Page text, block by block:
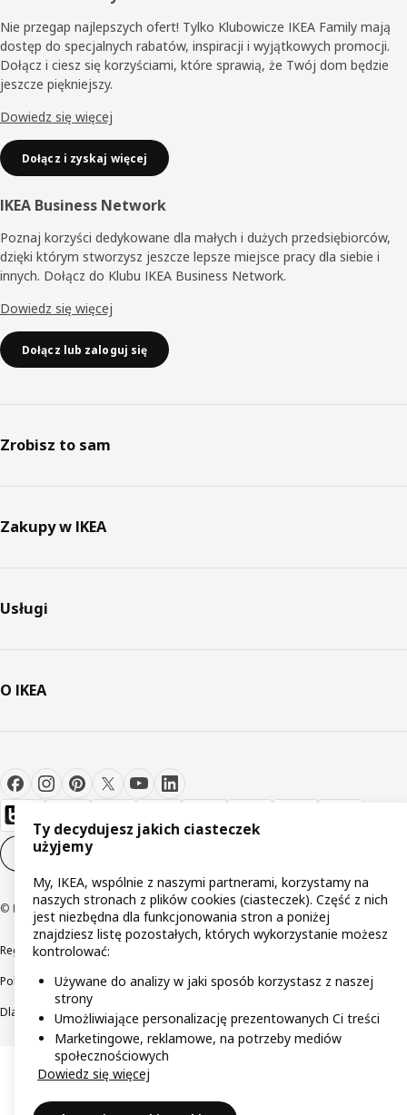
Nie przegap najlepszych ofert! Tylko Klubowicze IKEA Family mają
dostęp do specjalnych rabatów, inspiracji i wyjątkowych promocji.
Dołącz i ciesz się korzyściami, które sprawią, że Twój dom będzie
jeszcze piękniejszy.
Dowiedz się więcej
Dołącz i zyskaj więcej
IKEA Business Network
Poznaj korzyści dedykowane dla małych i dużych przedsiębiorców,
dzięki którym stworzysz jeszcze lepsze miejsce pracy dla siebie i
innych. Dołącz do Klubu IKEA Business Network.
Dowiedz się więcej
Dołącz lub zaloguj się
Zrobisz to sam
Zakupy w IKEA
Usługi
O IKEA
Ustawienia plików cookie
© Inter IKEA Systems B.V 1999-2026
RegulaminyPolityka prywatności
Polityka odpowiedzialnego ujawniania informacji
Dla akcjonariuszy IKEA Distribution
Ty decydujesz jakich ciasteczek
użyjemy
My, IKEA, wspólnie z naszymi partnerami, korzystamy na
naszych stronach z plików cookies (ciasteczek). Część z nich
jest niezbędna dla funkcjonowania stron a poniżej
znajdziesz listę pozostałych, których wykorzystanie możesz
kontrolować:
Używane do analizy w jaki sposób korzystasz z naszej
strony
Umożliwiające personalizację prezentowanych Ci treści
Marketingowe, reklamowe, na potrzeby mediów
społecznościowych
Dowiedz się więcej